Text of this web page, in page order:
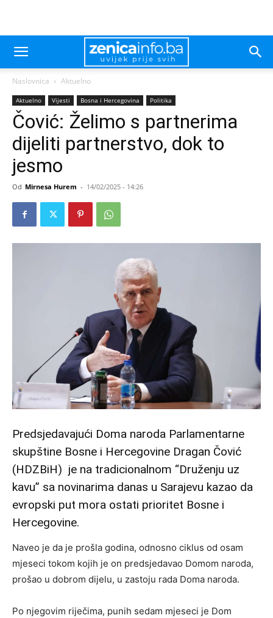
Naslovnica Aktuelno
Aktuelno Vijesti Bosna i Hercegovina Politika
Čović: Želimo s partnerima
dijeliti partnerstvo, dok to
jesmo
Od Mirnesa Hurem - 14/02/2025 - 14:26
Predsjedavajući Doma naroda Parlamentarne
skupštine Bosne i Hercegovine Dragan Čović
(HDZBiH) je na tradicionalnom “Druženju uz
kavu” sa novinarima danas u Sarajevu kazao da
evropski put mora ostati prioritet Bosne i
Hercegovine.
Naveo je da je prošla godina, odnosno ciklus od osam
mjeseci tokom kojih je on predsjedavao Domom naroda,
prošao u dobrom dijelu, u zastoju rada Doma naroda.
Po njegovim riječima, punih sedam mjeseci je Dom